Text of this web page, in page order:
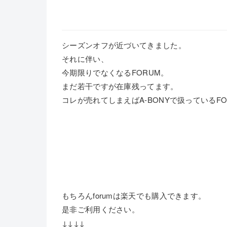
シーズンオフが近づいてきました。
それに伴い、
今期限りでなくなるFORUM。
まだ若干ですが在庫残ってます。
コレが売れてしまえばA-BONYで扱っている
もちろんforumは楽天でも購入できます。
是非ご利用ください。
↓↓↓↓